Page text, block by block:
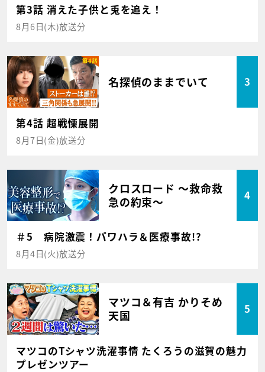
第3話 消えた子供と兎を追え！
8月6日(木)放送分
名探偵のままでいて 3
第4話 超戦慄展開
8月7日(金)放送分
クロスロード ～救命救
急の約束～
4
＃5 病院激震！パワハラ＆医療事故!?
8月4日(火)放送分
マツコ＆有吉 かりそめ
天国
5
マツコのTシャツ洗濯事情 たくろうの滋賀の魅力
プレゼンツアー